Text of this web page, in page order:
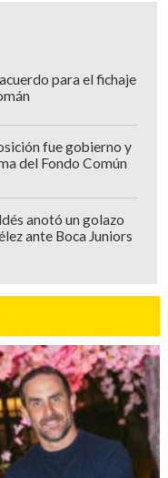
para el fichaje
fue gobierno y
del Fondo Común
anotó un golazo
ante Boca Juniors